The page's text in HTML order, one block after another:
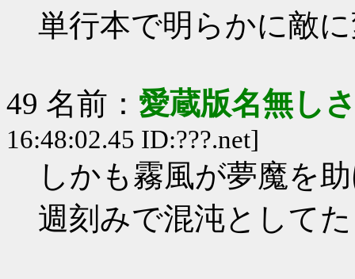
単行本で明らかに敵
49 名前： 愛蔵版名無し
16:48:02.45 ID:???.net]
しかも霧風が夢魔を
週刻みで混沌として